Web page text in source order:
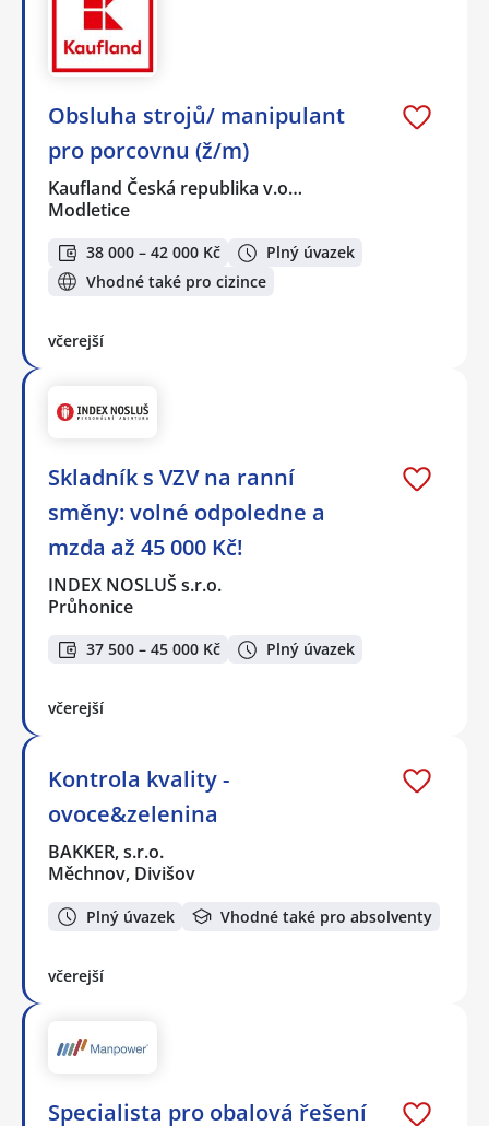
Obsluha strojů/ manipulant
pro porcovnu (ž/m)
Kaufland Česká republika v.o…
Modletice
38 000 – 42 000 Kč
Plný úvazek
Vhodné také pro cizince
včerejší
Skladník s VZV na ranní
směny: volné odpoledne a
mzda až 45 000 Kč!
INDEX NOSLUŠ s.r.o.
Průhonice
37 500 – 45 000 Kč Plný úvazek
včerejší
Kontrola kvality -
ovoce&zelenina
BAKKER, s.r.o.
Měchnov, Divišov
Plný úvazek Vhodné také pro absolventy
včerejší
Specialista pro obalová řešení